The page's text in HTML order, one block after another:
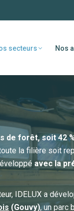
secteurs Nos
de forêt, soit 42
la filière soit
avec la
IDELUX a
(Gouvy), un parc